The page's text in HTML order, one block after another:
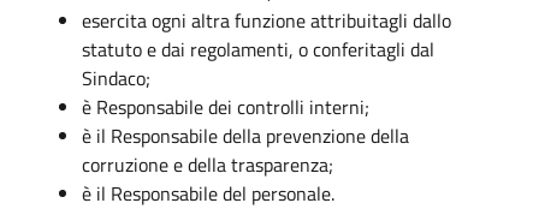
esercita ogni altra funzione attribuitagli dallo
statuto e dai regolamenti, o conferitagli dal
Sindaco;
è Responsabile dei controlli interni;
è il Responsabile della prevenzione della
corruzione e della trasparenza;
è il Responsabile del personale.